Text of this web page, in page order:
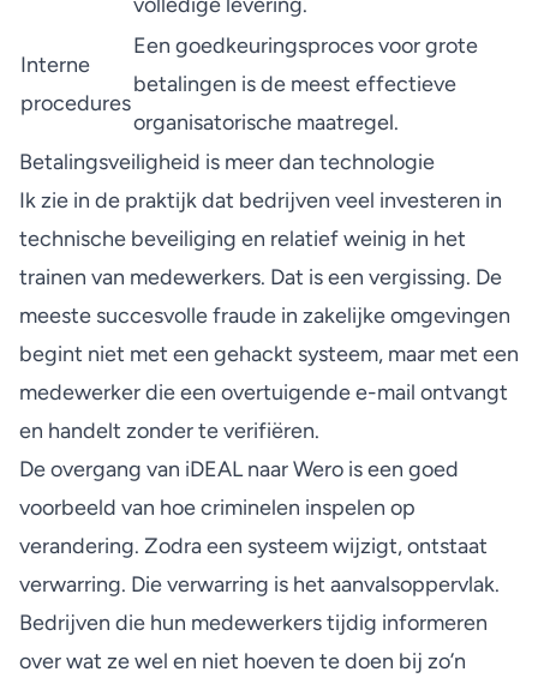
Interne
procedures
Een goedkeuringsproces voor grote
betalingen is de meest effectieve
organisatorische maatregel.
Betalingsveiligheid is meer dan technologie
Ik zie in de praktijk dat bedrijven veel investeren in
technische beveiliging en relatief weinig in het
trainen van medewerkers. Dat is een vergissing. De
meeste succesvolle fraude in zakelijke omgevingen
begint niet met een gehackt systeem, maar met een
medewerker die een overtuigende e-mail ontvangt
en handelt zonder te verifiëren.
De overgang van iDEAL naar Wero is een goed
voorbeeld van hoe criminelen inspelen op
verandering. Zodra een systeem wijzigt, ontstaat
verwarring. Die verwarring is het aanvalsoppervlak.
Bedrijven die hun medewerkers tijdig informeren
over wat ze wel en niet hoeven te doen bij zo’n